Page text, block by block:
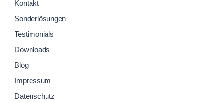
Kontakt
Sonderlösungen
Testimonials
Downloads
Blog
Impressum
Datenschutz